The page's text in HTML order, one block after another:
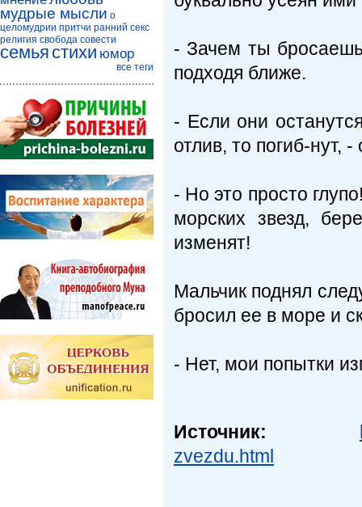
- Зачем ты
подходя ближе.
- Если они
отлив, то погиб-нут,
- Но это просто
морских звезд,
изменят!
Мальчик поднял
бросил ее в море и
- Нет, мои попытки
Источник:
zvezdu.html
мудрые мысли о
целомудрии притчи ранний секс
религия свобода совести
семья стихи юмор
все теги